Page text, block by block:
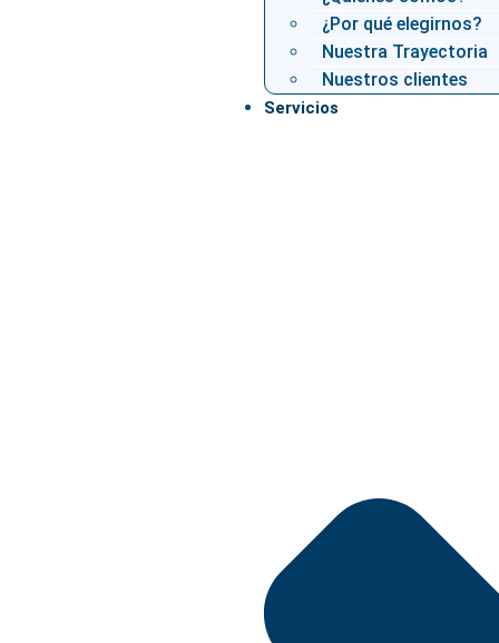
¿Por qué elegirnos?
Nuestra Trayectoria
Nuestros clientes
Servicios